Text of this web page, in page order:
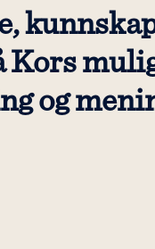
Kors
og